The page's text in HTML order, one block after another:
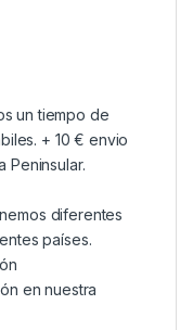
un tiempo de
+ 10 € envio
Peninsular.
diferentes
países.
en nuestra